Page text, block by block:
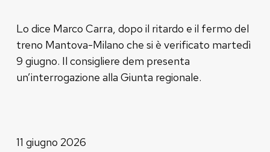
Lo dice Marco Carra, dopo il ritardo e il fermo del
treno Mantova-Milano che si è verificato martedì
9 giugno. Il consigliere dem presenta
un’interrogazione alla Giunta regionale.
11 giugno 2026